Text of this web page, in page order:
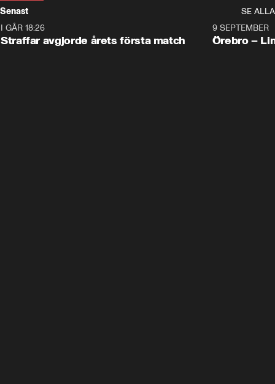
Senast
SE ALLA
I GÅR 18:26
Straffar avgjorde årets första match
Plus
9 SEPTEMBER
Örebro –